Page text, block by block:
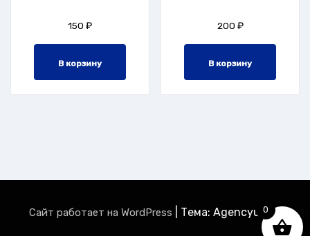
150 ₽
В корзину
200 ₽
В корзину
Сайт работает на WordPress Тема: Agencyup by
0